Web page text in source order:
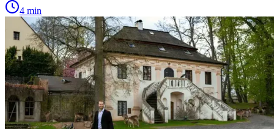
4 min